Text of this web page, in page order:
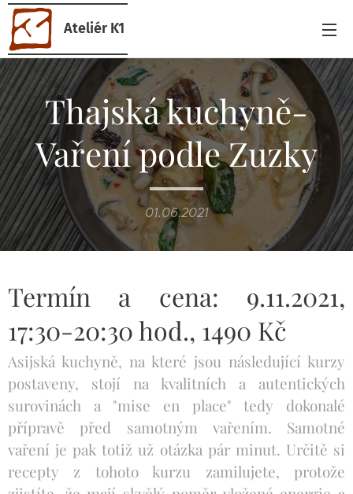
Ateliér K1
Thajská kuchyně-
Vaření podle Zuzky
01.06.2021
Termín a cena: 9.11.2021,
17:30-20:30 hod., 1490 Kč
Asijská kuchyně, na které jsou následující kurzy
postaveny, stojí na kvalitních a autentických
surovinách a "mise en place" tedy dokonalé
přípravě před samotným vařením. Samotné
vaření je pak totiž už otázka pár minut. Určitě si
recepty z tohoto kurzu zamilujete, protože